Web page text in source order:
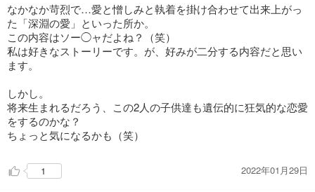
なかなか苛烈で…愛と憎しみと執着を掛け合わせて出来上がっ
た「深淵の愛」といった所か。
この内容はソー◯ャだよね？（笑）
私は好きなストーリーです。が、好みが二分する内容だと思い
ます。
しかし。
将来生まれるだろう、この2人の子供達も遺伝的に狂気的な恋愛
をするのかな？
ちょっと気になるかも（笑）
1 2022年01月29日